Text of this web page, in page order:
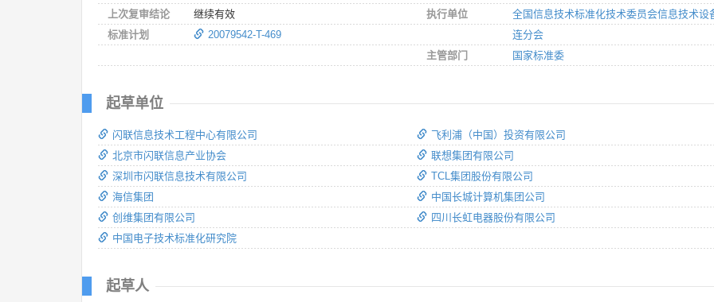
上次复审结论
继续有效
标准计划
20079542-T-469
执行单位
全国信息技术标准化技术委员会信息技术设
连分会
主管部门
国家标准委
起草单位
闪联信息技术工程中心有限公司
北京市闪联信息产业协会
深圳市闪联信息技术有限公司
海信集团
创维集团有限公司
中国电子技术标准化研究院
飞利浦（中国）投资有限公司
联想集团有限公司
TCL集团股份有限公司
中国长城计算机集团公司
四川长虹电器股份有限公司
起草人